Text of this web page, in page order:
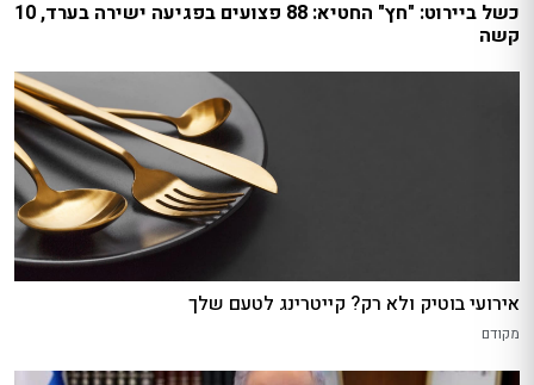
כשל ביירוט: "חץ" החטיא: 88 פצועים בפגיעה ישירה בערד, 10
קשה
אירועי בוטיק ולא רק? קייטרינג לטעם שלך
מקודם